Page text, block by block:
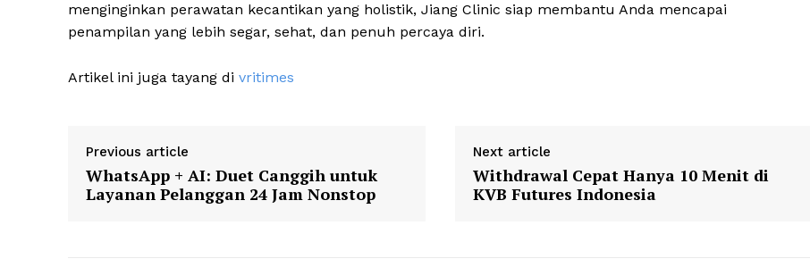
menginginkan perawatan kecantikan yang holistik, Jiang Clinic siap membantu Anda mencapai
penampilan yang lebih segar, sehat, dan penuh percaya diri.
Artikel ini juga tayang di vritimes
Previous article
WhatsApp + AI: Duet Canggih untuk
Layanan Pelanggan 24 Jam Nonstop
Next article
Withdrawal Cepat Hanya 10 Menit di
KVB Futures Indonesia